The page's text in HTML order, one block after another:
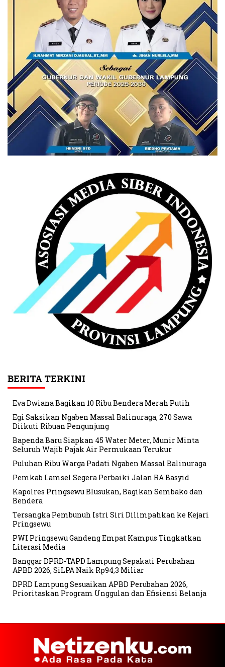
BERITA TERKINI
Eva Dwiana Bagikan 10 Ribu Bendera Merah Putih
Egi Saksikan Ngaben Massal Balinuraga, 270 Sawa
Diikuti Ribuan Pengunjung
Bapenda Baru Siapkan 45 Water Meter, Munir Minta
Seluruh Wajib Pajak Air Permukaan Terukur
Puluhan Ribu Warga Padati Ngaben Massal Balinuraga
Pemkab Lamsel Segera Perbaiki Jalan RA Basyid
Kapolres Pringsewu Blusukan, Bagikan Sembako dan
Bendera
Tersangka Pembunuh Istri Siri Dilimpahkan ke Kejari
Pringsewu
PWI Pringsewu Gandeng Empat Kampus Tingkatkan
Literasi Media
Banggar DPRD-TAPD Lampung Sepakati Perubahan
APBD 2026, SiLPA Naik Rp94,3 Miliar
DPRD Lampung Sesuaikan APBD Perubahan 2026,
Prioritaskan Program Unggulan dan Efisiensi Belanja